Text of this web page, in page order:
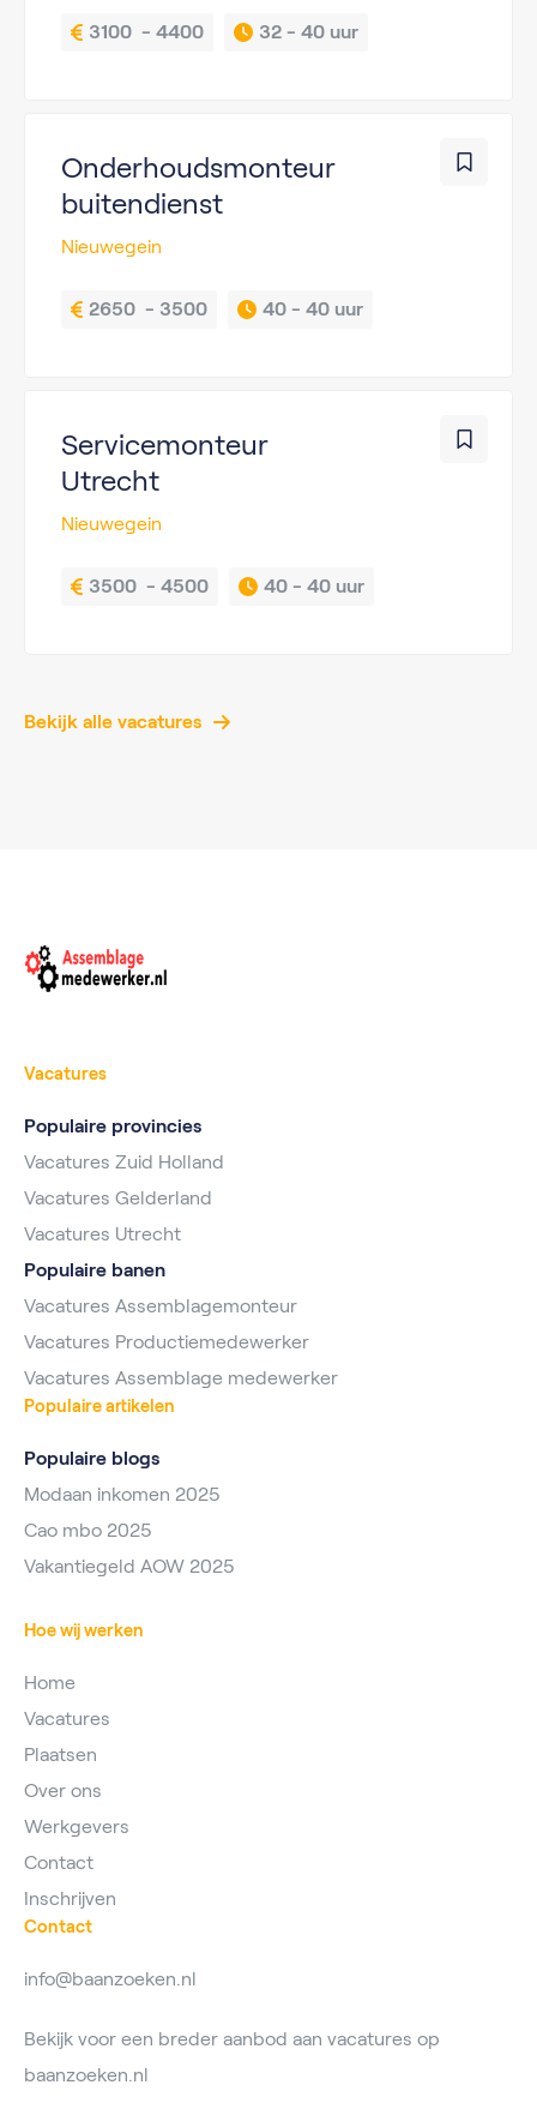
3100  - 4400 32 - 40 uur
Onderhoudsmonteur
buitendienst
Nieuwegein
2650  - 3500 40 - 40 uur
Servicemonteur
Utrecht
Nieuwegein
3500  - 4500 40 - 40 uur
Bekijk alle vacatures
Vacatures
Populaire provincies
Vacatures Zuid Holland
Vacatures Gelderland
Vacatures Utrecht
Populaire banen
Vacatures Assemblagemonteur
Vacatures Productiemedewerker
Vacatures Assemblage medewerker
Populaire artikelen
Populaire blogs
Modaan inkomen 2025
Cao mbo 2025
Vakantiegeld AOW 2025
Hoe wij werken
Home
Vacatures
Plaatsen
Over ons
Werkgevers
Contact
Inschrijven
Contact
info@baanzoeken.nl
Bekijk voor een breder aanbod aan vacatures op
baanzoeken.nl